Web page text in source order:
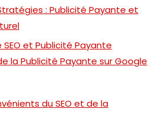
: Publicité Payante et
et Publicité Payante
la Publicité Payante sur Google
du SEO et de la